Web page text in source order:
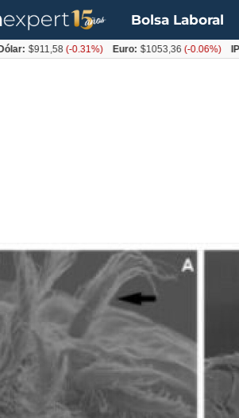
Bolsa Laboral
$911,58(-0.31%) Euro: $1053,36(-0.06%) IPC: -